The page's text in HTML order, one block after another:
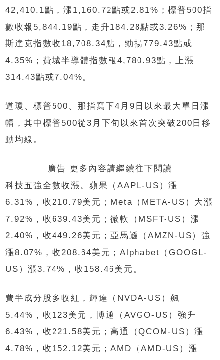
42,410.1點，漲1,160.72點或2.81%；標普500指
數收報5,844.19點，走升184.28點或3.26%；那
斯達克指數收18,708.34點，勁揚779.43點或
4.35%；費城半導體指數報4,780.93點，上漲
314.43點或7.04%。
道瓊、標普500、那指寫下4月9日以來最大單日漲
幅，其中標普500從3月下旬以來首次突破200日移
動均線。
廣告 更多內容請繼續往下閱讀
科技五強全數收漲。蘋果（AAPL-US）漲
6.31%，收210.79美元；Meta（META-US）大漲
7.92%，收639.43美元；微軟（MSFT-US）漲
2.40%，收449.26美元；亞馬遜（AMZN-US）強
漲8.07%，收208.64美元；Alphabet（GOOGL-
US）漲3.74%，收158.46美元。
費半成分股多收紅，輝達（NVDA-US）飆
5.44%，收123美元，博通（AVGO-US）強升
6.43%，收221.58美元；高通（QCOM-US）漲
4.78%，收152.12美元；AMD（AMD-US）漲